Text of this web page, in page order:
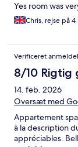
Yes room was
Chris, rejse på
Verificeret
8/10 Rigtig
14. feb. 2026
Oversæt med
Appartement
à la description
appréciables.